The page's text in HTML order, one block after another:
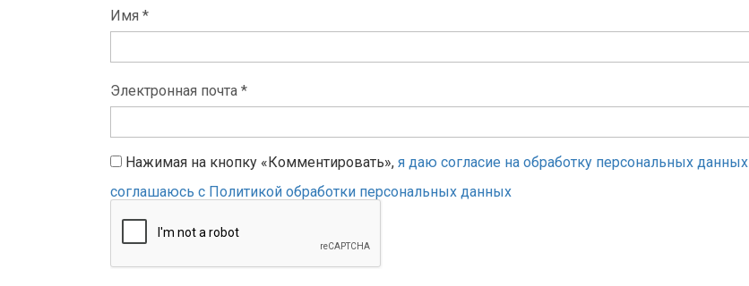
Имя *
Электронная почта *
Нажимая на кнопку «Комментировать», я даю согласие на обработку персональных данных
соглашаюсь с Политикой обработки персональных данных